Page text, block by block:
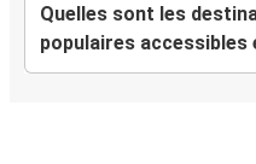
Quelles sont les
populaires accessibles